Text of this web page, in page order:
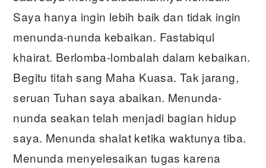
Saya hanya ingin lebih baik dan tidak ingin
menunda-nunda kebaikan. Fastabiqul
khairat. Berlomba-lombalah dalam kebaikan.
Begitu titah sang Maha Kuasa. Tak jarang,
seruan Tuhan saya abaikan. Menunda-
nunda seakan telah menjadi bagian hidup
saya. Menunda shalat ketika waktunya tiba.
Menunda menyelesaikan tugas karena